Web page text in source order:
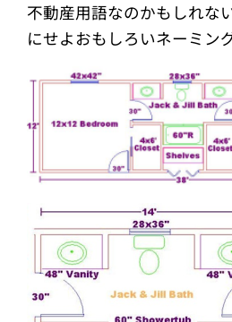
不動産用語なのかもしれな
にせよおもしろいネーミン